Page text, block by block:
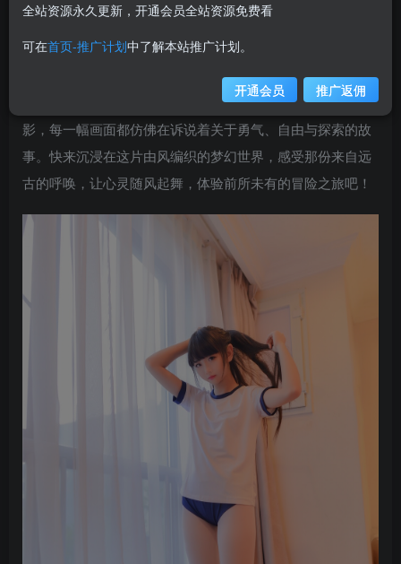
在线看《风之领域》0188集，一场视觉盛宴正等你开
启！本集精心收录了35张高清图片，每一帧都捕捉了风之领
域的壮丽与神秘。从轻盈飘逸的羽翼到狂风骤雨中的坚韧身
影，每一幅画面都仿佛在诉说着关于勇气、自由与探索的故
事。快来沉浸在这片由风编织的梦幻世界，感受那份来自远
古的呼唤，让心灵随风起舞，体验前所未有的冒险之旅吧！
全站资源永久更新，开通会员全站资源免费看
可在首页-推广计划中了解本站推广计划。
开通会员 推广返佣